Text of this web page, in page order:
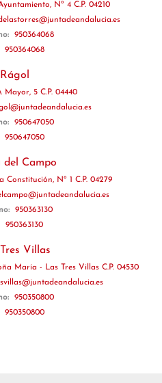
Nº 4 C.P. 04210
950364068
950364068
Rágol
Mayor, 5 C.P. 04440
950647050
950647050
del Campo
Constitución, Nº 1 C.P. 04279
950363130
950363130
Villas
María - Las Tres Villas C.P. 04530
950350800
950350800